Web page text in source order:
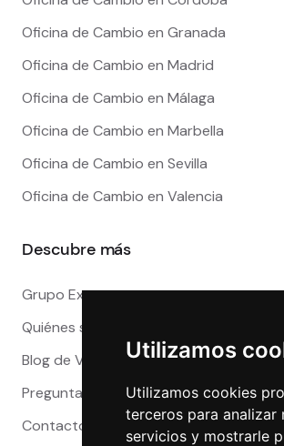
Utilizamos
Utilizamos cookies
terceros para analizar
servicios y mostrarle
Oficina de Cambio en Granada
Oficina de Cambio en Madrid
Oficina de Cambio en Málaga
Oficina de Cambio en Marbella
Oficina de Cambio en Sevilla
Oficina de Cambio en Valencia
Descubre más
Grupo Exact
Quiénes somos
Blog de Viajeros
Preguntas Frecuentes
Contacto